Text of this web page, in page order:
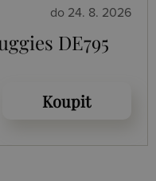
do 24. 8. 2026
DE795
Koupit